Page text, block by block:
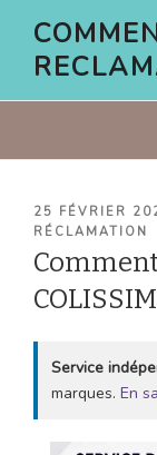
contenu
PUBLIÉ
LE
25 FÉVRIER
RÉCLAMATION
Service
marques. En